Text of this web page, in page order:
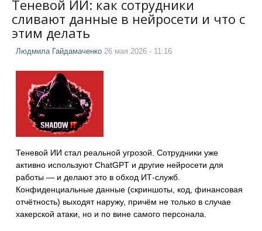
Теневой ИИ: как сотрудники
сливают данные в нейросети и что с
этим делать
Людмила Гайдамаченко 26 мая 2026 - 11:16
Теневой ИИ стал реальной угрозой. Сотрудники уже
активно используют ChatGPT и другие нейросети для
работы — и делают это в обход ИТ-служб.
Конфиденциальные данные (скриншоты, код, финансовая
отчётность) выходят наружу, причём не только в случае
хакерской атаки, но и по вине самого персонала.